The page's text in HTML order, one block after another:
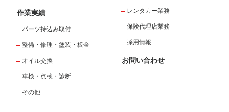
作業実績
パーツ持込み取付
整備・修理・塗装・板金
オイル交換
車検・点検・診断
その他
レンタカー業務
保険代理店業務
採用情報
お問い合わせ